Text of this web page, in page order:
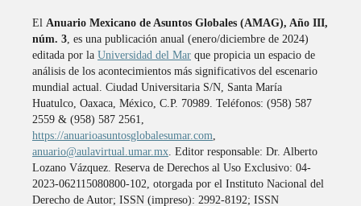
El Anuario Mexicano de Asuntos Globales (AMAG), Año III,
núm. 3, es una publicación anual (enero/diciembre de 2024)
editada por la Universidad del Marque propicia un espacio de
análisis de los acontecimientos más significativos del escenario
mundial actual. Ciudad Universitaria S/N, Santa María
Huatulco, Oaxaca, México, C.P. 70989. Teléfonos: (958) 587
2559 & (958) 587 2561,
https://anuarioasuntosglobalesumar.com
anuario@aulavirtual.umar.mx. Editor responsable: Dr. Alberto
Lozano Vázquez. Reserva de Derechos al Uso Exclusivo: 04-
2023-062115080800-102, otorgada por el Instituto Nacional del
Derecho de Autor; ISSN (impreso): 2992-8192; ISSN